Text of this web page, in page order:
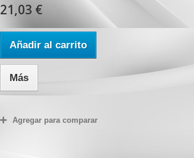
21,03 €
Añadir al carrito
Más
Agregar para comparar